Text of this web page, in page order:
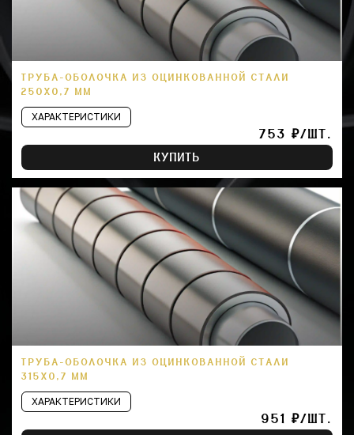
ТРУБА-ОБОЛОЧКА ИЗ ОЦИНКОВАННОЙ СТАЛИ
250Х0,7 ММ
ХАРАКТЕРИСТИКИ
753 ₽/ШТ.
КУПИТЬ
ТРУБА-ОБОЛОЧКА ИЗ ОЦИНКОВАННОЙ СТАЛИ
315Х0,7 ММ
ХАРАКТЕРИСТИКИ
951 ₽/ШТ.